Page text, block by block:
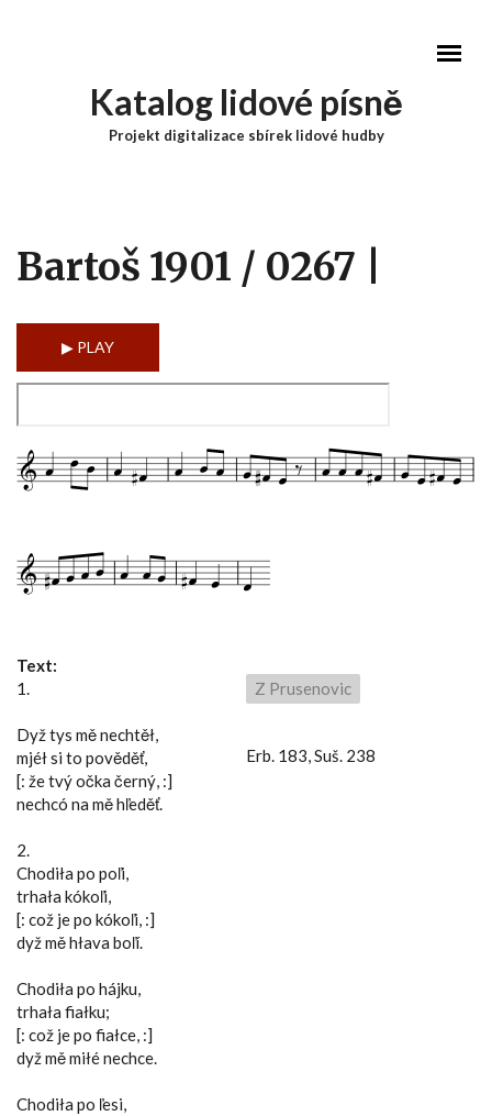
Katalog lidové písně
Projekt digitalizace sbírek lidové hudby
Bartoš 1901 / 0267 |
Text:
1.
Dyž tys mě nechtěł,
mjéł si to pověděť,
[: že tvý očka černý, :]
nechcó na mě hľeděť.
2.
Chodiła po poľi,
trhała kókoľi,
[: což je po kókoľi, :]
dyž mě hłava boľí.
Chodiła po hájku,
trhała fiałku;
[: což je po fiałce, :]
dyž mě miłé nechce.
Chodiła po ľesi,
Z Prusenovic
Erb. 183, Suš. 238